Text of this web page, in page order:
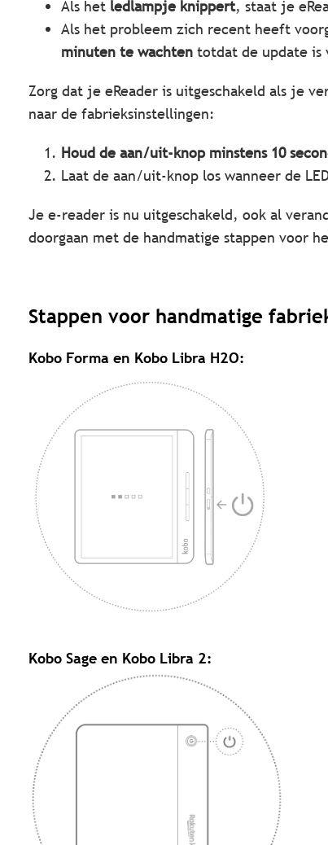
Als het ledlampje knippert, staat je
Als het probleem zich recent heeft
minuten te wachten totdat de update is
Zorg dat je eReader is uitgeschakeld als je
naar de fabrieksinstellingen:
Houd de aan/uit-knop minstens 10
Laat de aan/uit-knop los wanneer de
Je e-reader is nu uitgeschakeld, ook al
doorgaan met de handmatige stappen voor
Stappen voor handmatige
Kobo Forma en Kobo Libra H2O:
Kobo Sage en Kobo Libra 2: